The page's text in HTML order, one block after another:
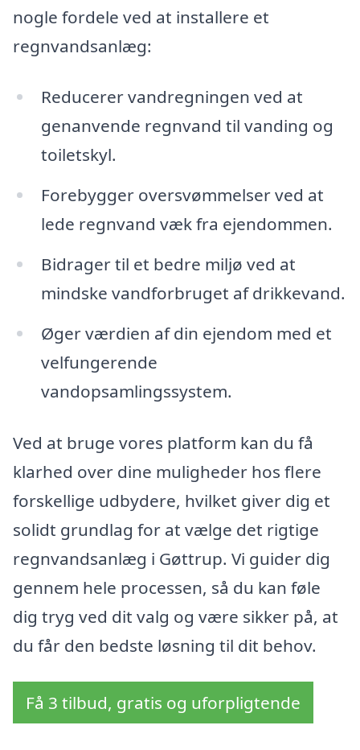
nogle fordele ved at installere et
regnvandsanlæg:
Reducerer vandregningen ved at
genanvende regnvand til vanding og
toiletskyl.
Forebygger oversvømmelser ved at
lede regnvand væk fra ejendommen.
Bidrager til et bedre miljø ved at
mindske vandforbruget af drikkevand.
Øger værdien af din ejendom med et
velfungerende
vandopsamlingssystem.
Ved at bruge vores platform kan du få
klarhed over dine muligheder hos flere
forskellige udbydere, hvilket giver dig et
solidt grundlag for at vælge det rigtige
regnvandsanlæg i Gøttrup. Vi guider dig
gennem hele processen, så du kan føle
dig tryg ved dit valg og være sikker på, at
du får den bedste løsning til dit behov.
Få 3 tilbud, gratis og uforpligtende